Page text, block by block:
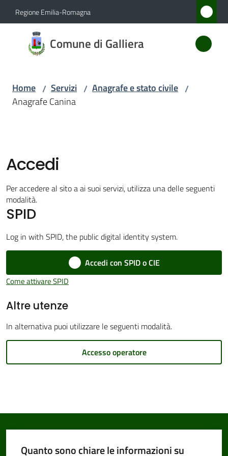
Vai al contenuto
Vai alla navigazione
Vai al footer
Regione Emilia-Romagna
Comune di Galliera
Comune
di
Amministrazione
Servizi
Menu selezionato
Vivere
Galliera
Amministrazione
Tutti
Home / Servizi / Anagrafe e stato civile /
Anagrafe Canina
Accedi
Per accedere al sito a ai suoi servizi, utilizza una delle seguenti
modalità.
SPID
Log in with SPID, the public digital identity system.
Accedi con SPID o CIE
Come attivare SPID
Altre utenze
In alternativa puoi utilizzare le seguenti modalità.
Accesso operatore
Quanto sono chiare le informazioni su